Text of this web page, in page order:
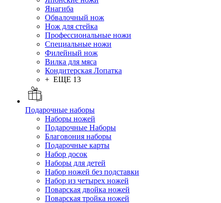
Янагиба
Обвалочный нож
Нож для стейка
Профессиональные ножи
Специальные ножи
Филейный нож
Вилка для мяса
Кондитерская Лопатка
+ ЕЩЕ 13
Подарочные наборы
Наборы ножей
Подарочные Наборы
Благовония наборы
Подарочные карты
Набор досок
Наборы для детей
Набор ножей без подставки
Набор из четырех ножей
Поварская двойка ножей
Поварская тройка ножей